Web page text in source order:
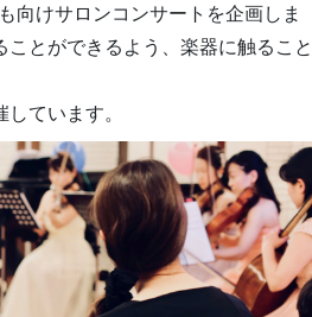
向けサロンコンサートを企画しま
とができるよう、楽器に触ること
ています。